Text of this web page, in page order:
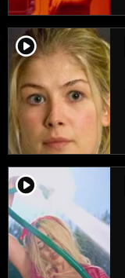
player2
player2